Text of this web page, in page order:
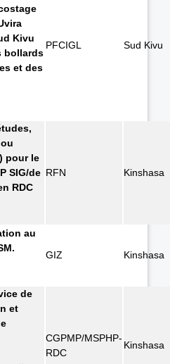
Kivu
bollards
et des
PFCIGL Sud Kivu
pour le
SIG/de
RDC
RFN Kinshasa
au
GIZ Kinshasa
de
et
CGPMP/MSPHP-
RDC
Kinshasa